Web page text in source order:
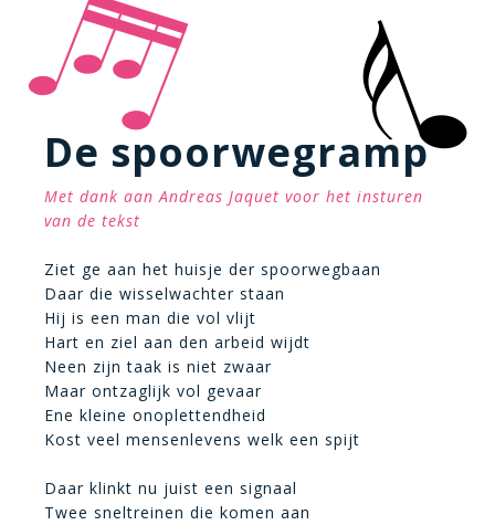
De spoorwegramp
Met dank aan Andreas Jaquet voor het insturen
van de tekst
Ziet ge aan het huisje der spoorwegbaan
Daar die wisselwachter staan
Hij is een man die vol vlijt
Hart en ziel aan den arbeid wijdt
Neen zijn taak is niet zwaar
Maar ontzaglijk vol gevaar
Ene kleine onoplettendheid
Kost veel mensenlevens welk een spijt
Daar klinkt nu juist een signaal
Twee sneltreinen die komen aan